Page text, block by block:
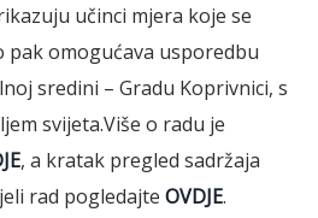
učinci mjera koje se
pak omogućava usporedbu
sredini – Gradu Koprivnici, s
svijeta.Više o radu je
, a kratak pregled sadržaja
rad pogledajte OVDJE.